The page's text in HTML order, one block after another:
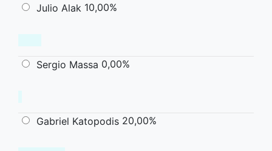
Julio Alak 10,00%
Sergio Massa 0,00%
Gabriel Katopodis 20,00%